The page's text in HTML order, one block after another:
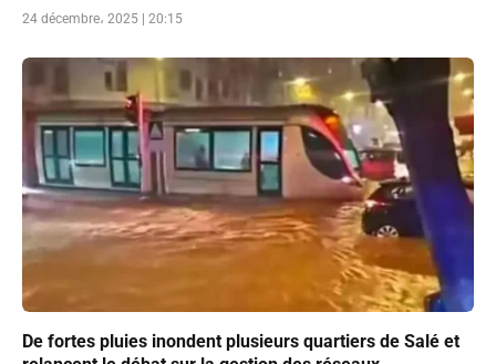
24 décembre، 2025 | 20:15
De fortes pluies inondent plusieurs quartiers de Salé et